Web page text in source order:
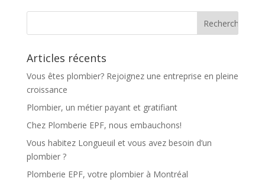
Articles récents
Vous êtes plombier? Rejoignez une entreprise en pleine
croissance
Plombier, un métier payant et gratifiant
Chez Plomberie EPF, nous embauchons!
Vous habitez Longueuil et vous avez besoin d’un
plombier ?
Plomberie EPF, votre plombier à Montréal